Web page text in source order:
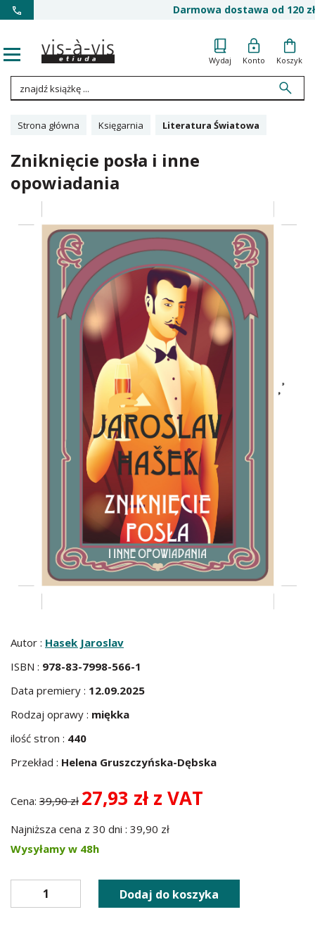
Darmowa dostawa od 120 zł
Wydaj Konto Koszyk
Strona główna Księgarnia Literatura Światowa
Zniknięcie posła i inne
opowiadania
Autor : Hasek Jaroslav
ISBN : 978-83-7998-566-1
Data premiery : 12.09.2025
Rodzaj oprawy : miękka
ilość stron : 440
Przekład : Helena Gruszczyńska-Dębska
Cena: 39,90 zł 27,93 zł z VAT
Najniższa cena z 30 dni : 39,90 zł
Wysyłamy w 48h
Dodaj do koszyka